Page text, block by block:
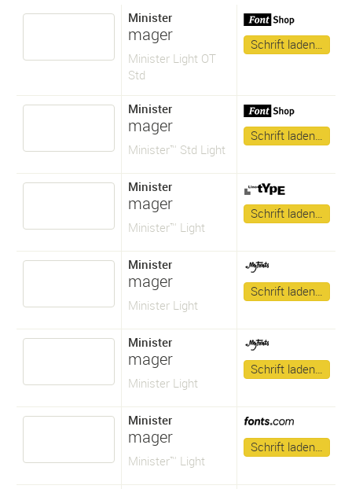
Minister
mager
Minister Light OT
Std
Schrift laden…
Minister
mager
Minister™ Std Light
Schrift laden…
Minister
mager
Minister™ Light
Schrift laden…
Minister
mager
Minister Light
Schrift laden…
Minister
mager
Minister Light
Schrift laden…
Minister
mager
Minister™ Light
Schrift laden…